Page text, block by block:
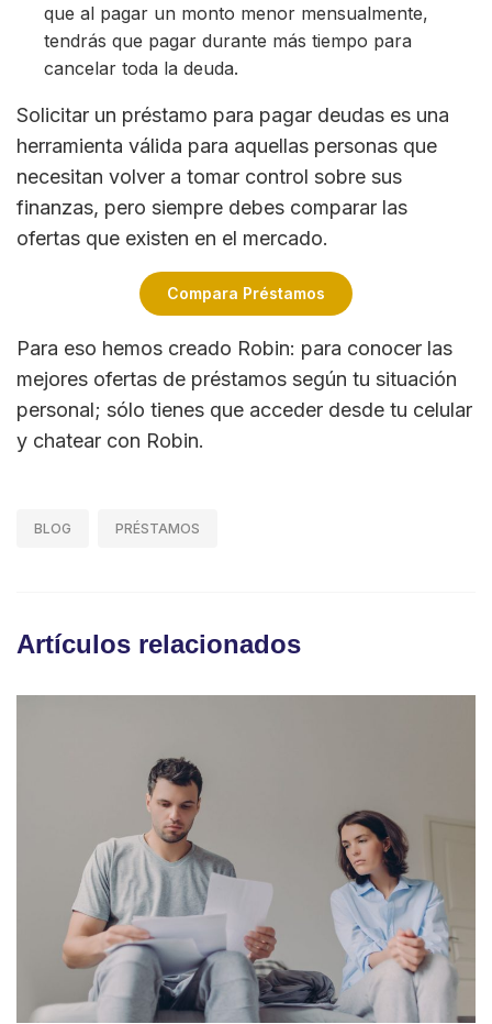
que al pagar un monto menor mensualmente,
tendrás que pagar durante más tiempo para
cancelar toda la deuda.
Solicitar un préstamo para pagar deudas es una
herramienta válida para aquellas personas que
necesitan volver a tomar control sobre sus
finanzas, pero siempre debes comparar las
ofertas que existen en el mercado.
Compara Préstamos
Para eso hemos creado Robin: para conocer las
mejores ofertas de préstamos según tu situación
personal; sólo tienes que acceder desde tu celular
y chatear con Robin.
BLOG PRÉSTAMOS
Artículos relacionados